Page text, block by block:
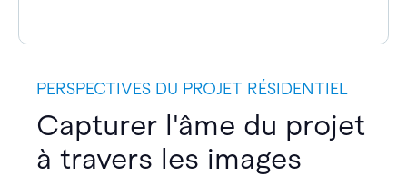
PERSPECTIVES DU PROJET RÉSIDENTIEL
Capturer l'âme du projet
à travers les images